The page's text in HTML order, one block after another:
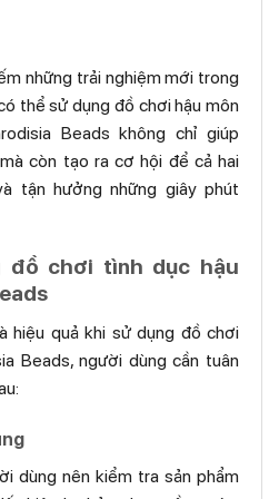
những trải nghiệm mới trong
thể sử dụng đồ chơi hậu môn
Beads không chỉ giúp
còn tạo ra cơ hội để cả hai
tận hưởng những giây phút
đồ chơi tình dục hậu
hiệu quả khi sử dụng đồ chơi
Beads, người dùng cần tuân
dùng nên kiểm tra sản phẩm